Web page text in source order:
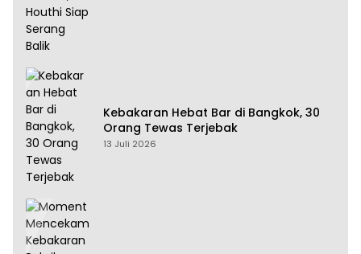
Kebakaran Hebat Bar di Bangkok, 30
Orang Tewas Terjebak
13 Juli 2026